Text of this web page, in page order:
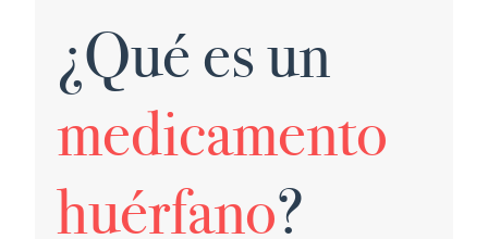
¿Qué es un
medicamento
huérfano?